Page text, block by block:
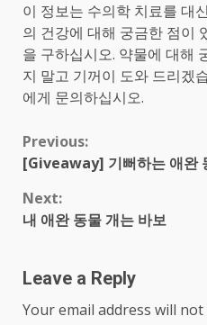
이 정보는 수의학 치료를 대
의 건강에 대해 궁금한 점이
을 구하십시오. 약물에 대해
지 말고 기꺼이 도와 드리겠
에게 문의하십시오.
Continue
Reading
Previous:
[Giveaway] 기뻐하는 애완
Next:
내 애완 동물 개는 바보
Leave a Reply
Your email address will